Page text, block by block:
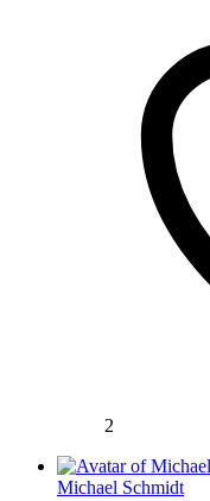
2
Michael Schmidt